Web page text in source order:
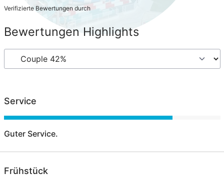
Verifizierte Bewertungen durch
Bewertungen Highlights
Service
Guter Service.
Frühstück